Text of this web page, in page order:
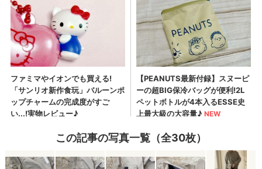
この記事の写真一覧（全30枚）